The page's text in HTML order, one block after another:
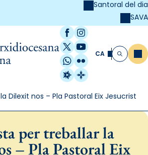
Santoral del dia
SAVA
Facebook
Instagram
X / Twitter
YouTube
WhatsApp
Flickr
Radio Estel
Catalunya
CA Cerca
Dilexit nos – Pla Pastoral Eix Jesucrist
per treballar la
– Pla Pastoral Eix